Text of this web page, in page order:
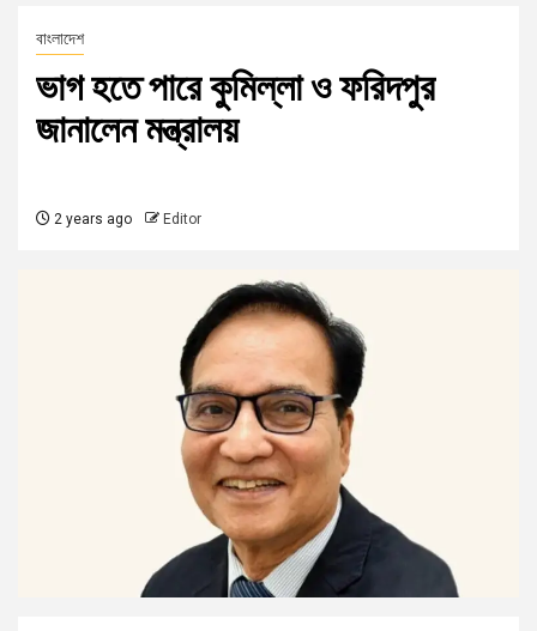
বাংলাদেশ
ভাগ হতে পারে কুমিল্লা ও ফরিদপুর
জানালেন মন্ত্রালয়
2 years ago Editor